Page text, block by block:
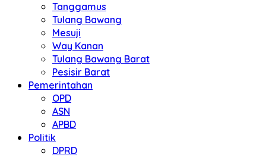
Tanggamus
Tulang Bawang
Mesuji
Way Kanan
Tulang Bawang Barat
Pesisir Barat
Pemerintahan
OPD
ASN
APBD
Politik
DPRD